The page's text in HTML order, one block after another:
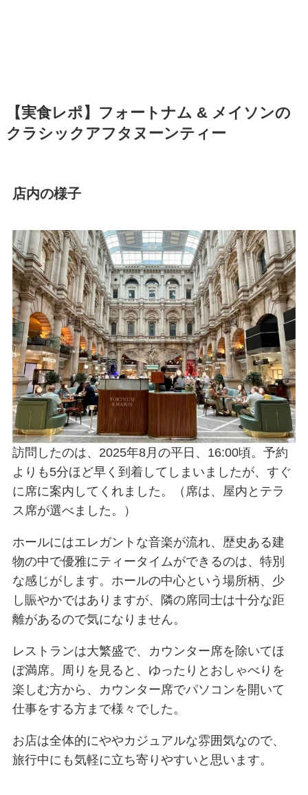
【実食レポ】フォートナム & メイソンの
クラシックアフタヌーンティー
店内の様子
訪問したのは、2025年8月の平日、16:00頃。予約
よりも5分ほど早く到着してしまいましたが、すぐ
に席に案内してくれました。（席は、屋内とテラ
ス席が選べました。）
ホールにはエレガントな音楽が流れ、歴史ある建
物の中で優雅にティータイムができるのは、特別
な感じがします。ホールの中心という場所柄、少
し賑やかではありますが、隣の席同士は十分な距
離があるので気になりません。
レストランは大繁盛で、カウンター席を除いてほ
ぼ満席。周りを見ると、ゆったりとおしゃべりを
楽しむ方から、カウンター席でパソコンを開いて
仕事をする方まで様々でした。
お店は全体的にややカジュアルな雰囲気なので、
旅行中にも気軽に立ち寄りやすいと思います。